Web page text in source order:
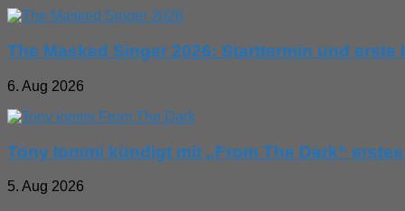
The Masked Singer 2026: Starttermin und erste
6. Aug 2026
Tony Iommi kündigt mit „From The Dark“
5. Aug 2026